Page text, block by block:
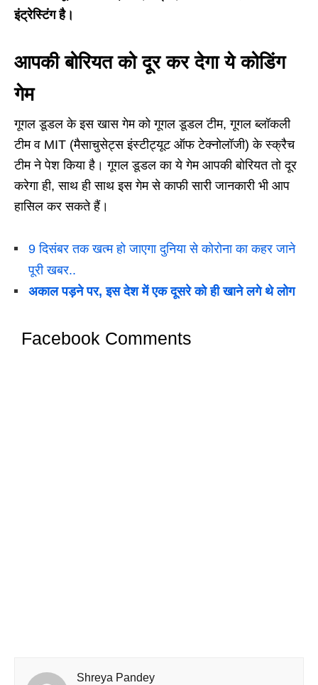
इंट्रेस्टिंग है।
आपकी बोरियत को दूर कर देगा ये कोडिंग
गेम
गूगल डूडल के इस खास गेम को गूगल डूडल टीम, गूगल ब्लॉकली
टीम व MIT (मैसाचुसेट्स इंस्टीट्यूट ऑफ टेक्नोलॉजी) के स्क्रैच
टीम ने पेश किया है। गूगल डूडल का ये गेम आपकी बोरियत तो दूर
करेगा ही, साथ ही साथ इस गेम से काफी सारी जानकारी भी आप
हासिल कर सकते हैं।
9 दिसंबर तक खत्म हो जाएगा दुनिया से कोरोना का कहर जाने
पूरी खबर..
अकाल पड़ने पर, इस देश में एक दूसरे को ही खाने लगे थे लोग
Facebook Comments
Shreya Pandey